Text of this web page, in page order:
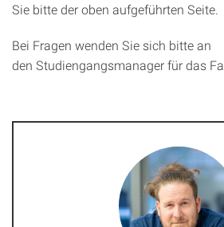
Sie bitte der oben aufgeführten Seite.
Bei Fragen wenden Sie sich bitte an
den Studiengangsmanager für das